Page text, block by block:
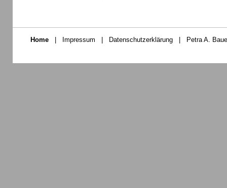
Home | Impressum | Datenschutzerklärung | Petra A.